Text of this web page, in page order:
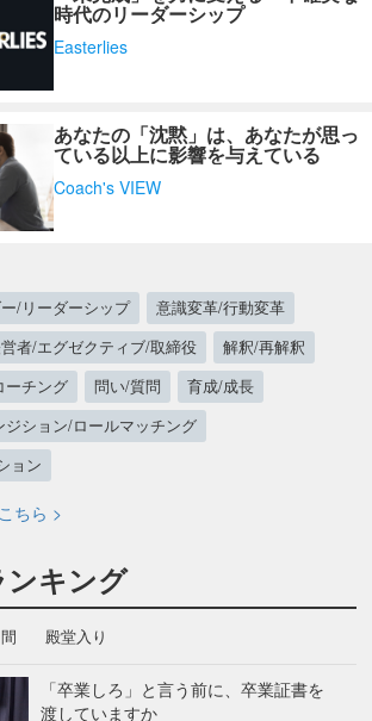
時代のリーダーシップ
Easterlies
あなたの「沈黙」は、あなたが思っ
ている以上に影響を与えている
Coach's VIEW
/リーダーシップ
意識変革/行動変革
者/エグゼクティブ/取締役
解釈/再解釈
ーチング
問い/質問
育成/成長
ジション/ロールマッチング
ョン
ちら >
キング
殿堂入り
「卒業しろ」と言う前に、卒業証書を
渡していますか